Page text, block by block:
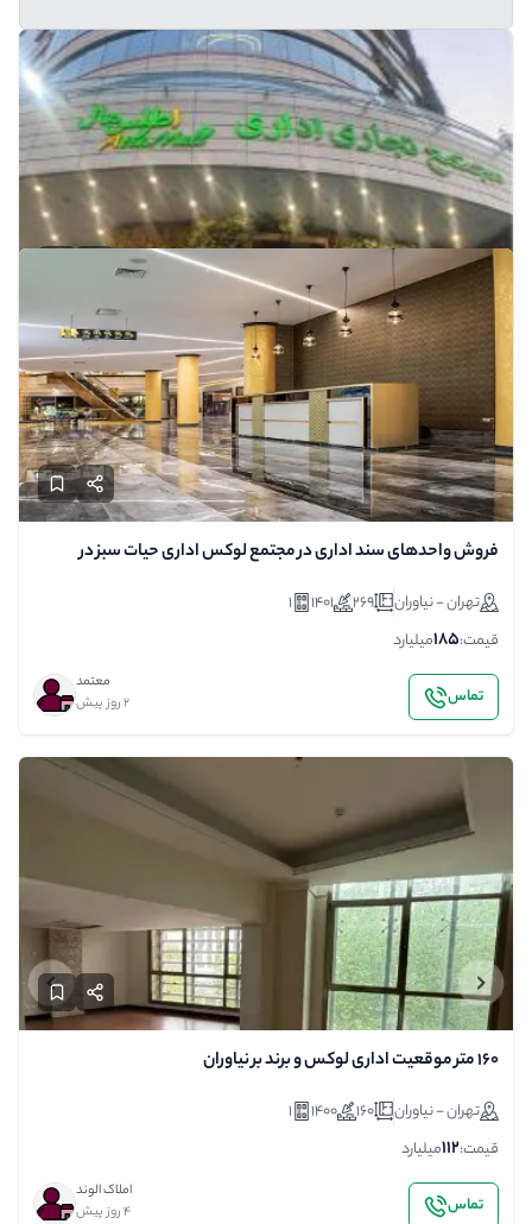
فروش مغازه تجاری در اطلس مال نیاوران
تهران - نیاوران 150
1401
-
قیمت:توافقی
تماس
معتمد
2 روز پیش
فروش واحد‌های سند اداری در مجتمع لوکس اداری حیات سبز در
متراژهای مختلف
تهران - نیاوران 269
1401
1
قیمت:185میلیارد
تماس
معتمد
2 روز پیش
۱۶۰ متر موقعیت اداری لوکس و برند بر نیاوران
تهران - نیاوران 160
1400
1
قیمت:112میلیارد
تماس
املاک الوند
4 روز پیش